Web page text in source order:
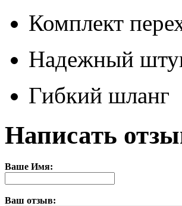
Комплект
Надежный
Гибкий шланг
Написать
Ваше Имя:
Ваш отзыв: